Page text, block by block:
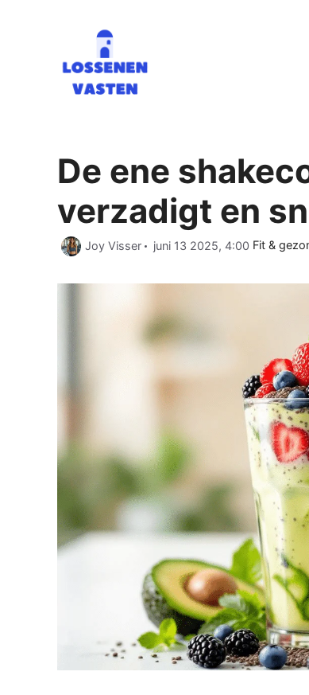
De ene
verzadigt en
Joy Visser juni 13 2025, 4:00 Fit &